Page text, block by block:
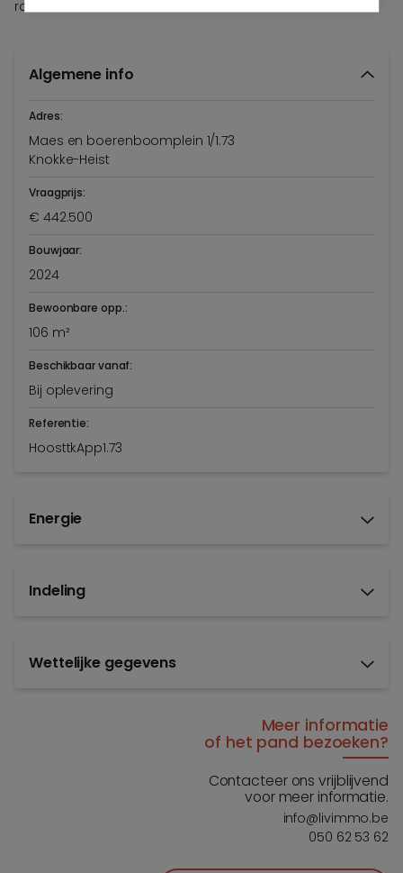
raadzaal en een multifunctionele evenementenruimte.
Algemene info
Adres:
Maes en boerenboomplein 1/1.73
Knokke-Heist
Vraagprijs:
€ 442.500
Bouwjaar:
2024
Bewoonbare opp.:
106 m²
Beschikbaar vanaf:
Bij oplevering
Referentie:
HoosttkApp1.73
Energie
Indeling
Wettelijke gegevens
Meer informatie
of het pand bezoeken?
Contacteer ons vrijblijvend
voor meer informatie.
info@livimmo.be
050 62 53 62